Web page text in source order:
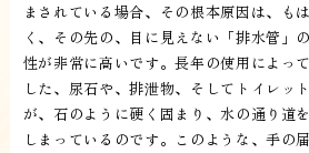
まされている場合、その根本原因は、も
く、その先の、目に見えない「排水管」
性が非常に高いです。長年の使用によっ
した、尿石や、排泄物、そしてトイレッ
が、石のように硬く固まり、水の通り道
しまっているのです。このような、手の